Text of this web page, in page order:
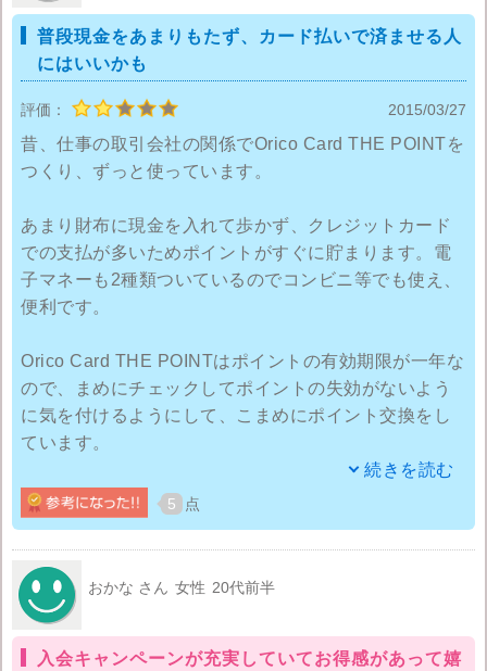
ら、単純にカードのデザインが良いですね。
黒くてシンプルなので、普通のカードなのにブラック
会計の時にカードをじろじろ見る人はあまりいないと
思いますが、カードのデザインに高級感があるとなん
普段現金をあまりもたず、カード払いで済ませる人
にはいいかも
評価： 2015/03/27
昔、仕事の取引会社の関係でOrico Card THE POINTを
つくり、ずっと使っています。
あまり財布に現金を入れて歩かず、クレジットカード
での支払が多いためポイントがすぐに貯まります。電
子マネーも2種類ついているのでコンビニ等でも使え、
便利です。
Orico Card THE POINTはポイントの有効期限が一年な
ので、まめにチェックしてポイントの失効がないよう
に気を付けるようにして、こまめにポイント交換をし
ています。
カードフェイスも黒で見た目もよく、気に入っている
んですが、クレジットカードの明細をネットで確認で
きるのに郵送されるのがうっとおしいので、郵送停止
ができないのをどうにかして欲しいです。
以前カードの支払で少し入金が遅れそうだったので、
電話したとき、オペレーターの言うことがコロコロと
変わり、言葉遣いも悪く、急に怒り出して挨拶もなし
続きを読む
5 点
おかな さん 女性 20代前半
入会キャンペーンが充実していてお得感があって嬉